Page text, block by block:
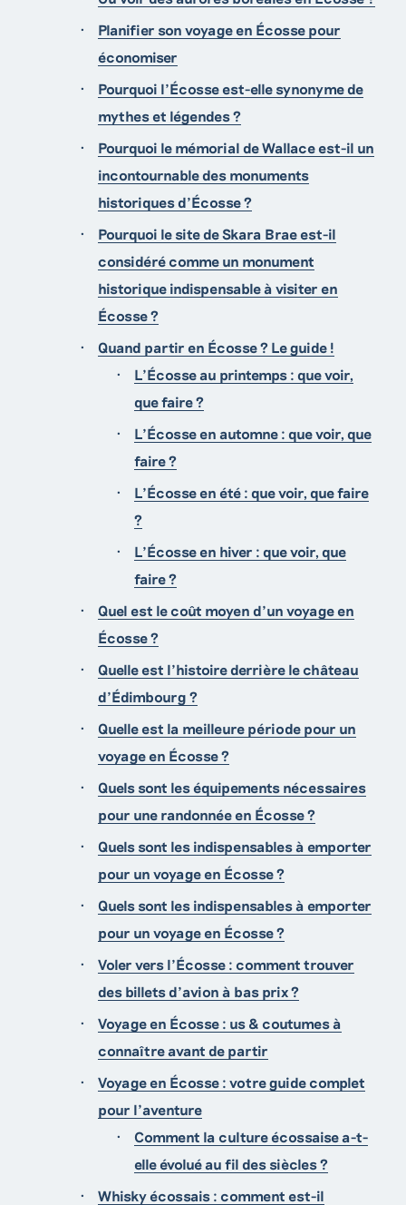
Planifier son voyage en Écosse pour
économiser
Pourquoi l’Écosse est-elle synonyme de
mythes et légendes ?
Pourquoi le mémorial de Wallace est-il un
incontournable des monuments
historiques d’Écosse ?
Pourquoi le site de Skara Brae est-il
considéré comme un monument
historique indispensable à visiter en
Écosse ?
Quand partir en Écosse ? Le guide !
L'Écosse au printemps : que voir,
que faire ?
L’Écosse en automne : que voir, que
faire ?
L’Écosse en été : que voir, que faire
?
L’Écosse en hiver : que voir, que
faire ?
Quel est le coût moyen d’un voyage en
Écosse ?
Quelle est l’histoire derrière le château
d’Édimbourg ?
Quelle est la meilleure période pour un
voyage en Écosse ?
Quels sont les équipements nécessaires
pour une randonnée en Écosse ?
Quels sont les indispensables à emporter
pour un voyage en Écosse ?
Quels sont les indispensables à emporter
pour un voyage en Écosse ?
Voler vers l’Écosse : comment trouver
des billets d’avion à bas prix ?
Voyage en Écosse : us & coutumes à
connaître avant de partir
Voyage en Écosse : votre guide complet
pour l'aventure
Comment la culture écossaise a-t-
elle évolué au fil des siècles ?
Whisky écossais : comment est-il